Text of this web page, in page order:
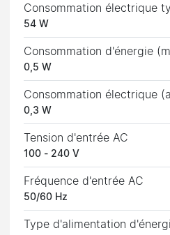
Consommation électrique
54 W
Consommation d'énergie
0,5 W
Consommation électrique
0,3 W
Tension d'entrée AC
100 - 240 V
Fréquence d'entrée AC
50/60 Hz
Type d'alimentation